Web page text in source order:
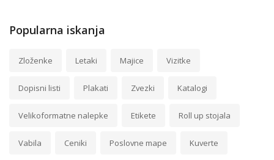
Popularna iskanja
Zloženke Letaki Majice Vizitke
Dopisni listi Plakati Zvezki Katalogi
Velikoformatne nalepke Etikete Roll up stojala
Vabila Ceniki Poslovne mape Kuverte